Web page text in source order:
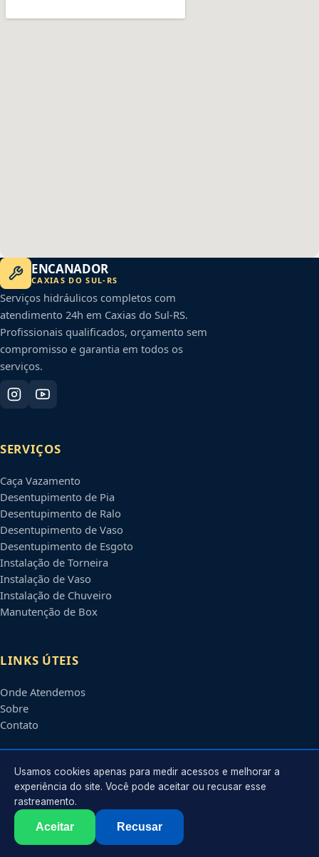
ENCANADOR
CAXIAS DO SUL- RS
Serviços hidráulicos completos com
atendimento 24h em Caxias do Sul-RS.
Profissionais qualificados, orçamento sem
compromisso e garantia em todos os
serviços.
SERVIÇOS
Caça Vazamento
Desentupimento de Pia
Desentupimento de Ralo
Desentupimento de Vaso
Desentupimento de Esgoto
Instalação de Torneira
Instalação de Vaso
Instalação de Chuveiro
Manutenção de Box
LINKS ÚTEIS
Onde Atendemos
Sobre
Contato
CONTATO
Atendimento em
contato@encanadorescaxiasdosul.com.br
2026 Encanador emCaxias do Sul
. Todos os direitos reservados.
Usamos cookies apenas para medir acessos e melhorar a
experiência do site. Você pode aceitar ou recusar esse
rastreamento.
Aceitar Recusar